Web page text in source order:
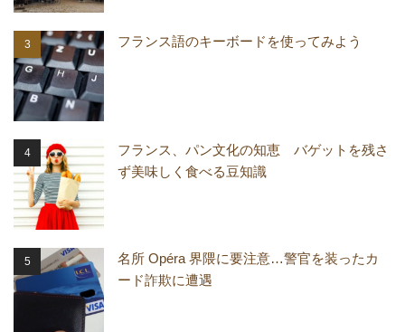
フランス語のキーボードを使ってみよう
フランス、パン文化の知恵 バゲットを残さ
ず美味しく食べる豆知識
名所 Opéra 界隈に要注意…警官を装ったカ
ード詐欺に遭遇